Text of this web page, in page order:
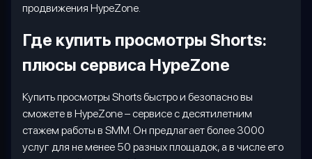
продвижения HypeZone.
Где купить просмотры Shorts:
плюсы сервиса HypeZone
Купить просмотры Shorts быстро и безопасно вы
сможете в HypeZone– сервисе с десятилетним
стажем работы в SMM. Он предлагает более 3000
услуг для не менее 50 разных площадок, а в числе его